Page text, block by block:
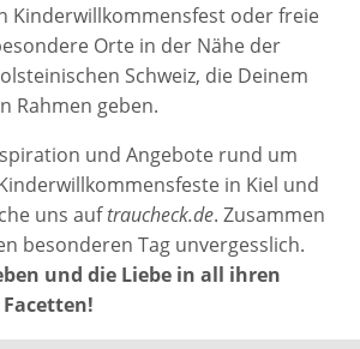
Kinderwillkommensfest oder freie
Orte in der Nähe der
Schweiz, die Deinem
Rahmen geben.
und Angebote rund um
in Kiel und
uns auftraucheck.de. Zusammen
besonderen Tag unvergesslich.
und die Liebe in all ihren